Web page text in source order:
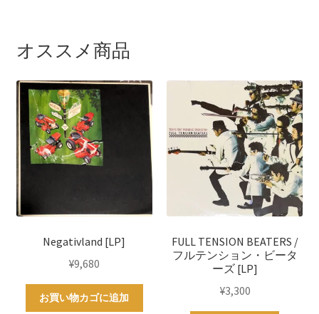
オススメ商品
Negativland [LP]
¥9,680
お買い物カゴに追加
FULL TENSION BEATERS /
フルテンション・ビータ
ーズ [LP]
¥3,300